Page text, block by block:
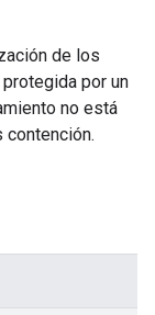
de los
por un
no está
contención.